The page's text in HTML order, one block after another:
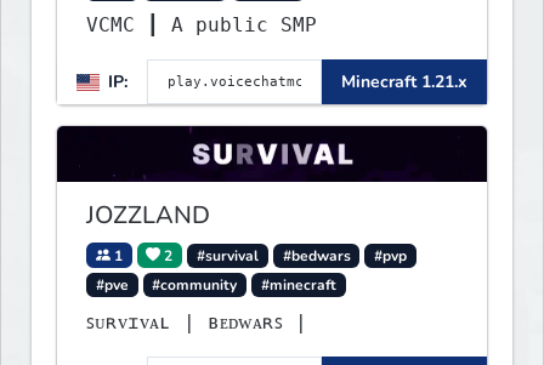
VCMC ┃ A public SMP
IP: Minecraft 1.21.x
JOZZLAND
1 2 #survival #bedwars
#pvp
#pve
#community #minecraft
ꜱᴜʀᴠɪᴠᴀʟ | ʙᴇᴅᴡᴀʀꜱ |